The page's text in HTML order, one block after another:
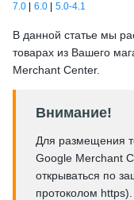
7.0
6.0 5.0-4.1
В данной статье мы
товарах из Вашего
Merchant Center.
Внимание!
Для размещения
Google Merchant
открываться по
протоколом